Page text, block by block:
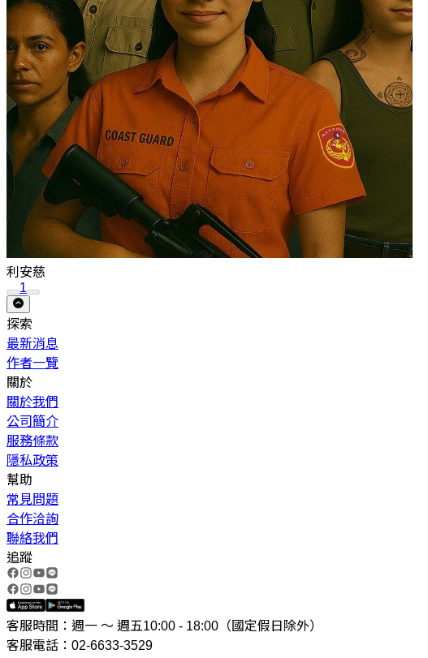
利安慈
1
探索
最新消息
作者一覽
關於
關於我們
公司簡介
服務條款
隱私政策
幫助
常見問題
合作洽詢
聯絡我們
追蹤
客服時間：週一 ～ 週五10:00 - 18:00（國定假日除外）
客服電話：02-6633-3529